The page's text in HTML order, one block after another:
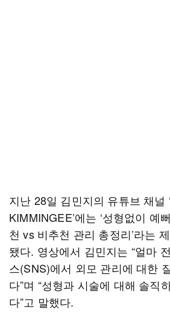
지난 28일 김민지의 유튜브 채널
KIMMINGEE’에는 ‘성형없이 예
천 vs 비추천 관리 총정리’라는
됐다. 영상에서 김민지는 “얼마
스(SNS)에서 외모 관리에 대한
다”며 “성형과 시술에 대해 솔직
다”고 말했다.